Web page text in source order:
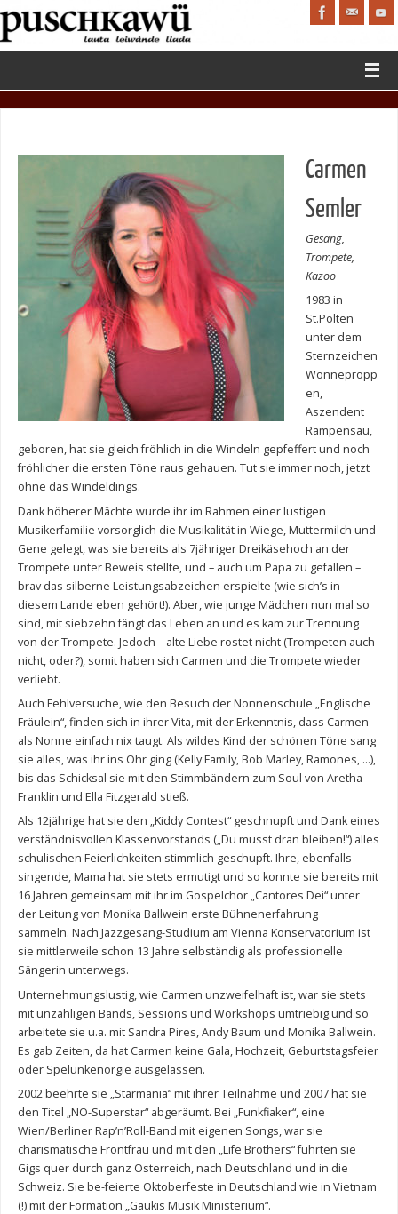
Carmen
Semler
Gesang,
Trompete,
Kazoo
1983 in
St.Pölten
unter dem
Sternzeichen
Wonnepropp
en,
Aszendent
Rampensau,
geboren, hat sie gleich fröhlich in die Windeln gepfeffert und noch
fröhlicher die ersten Töne raus gehauen. Tut sie immer noch, jetzt
ohne das Windeldings.
Dank höherer Mächte wurde ihr im Rahmen einer lustigen
Musikerfamilie vorsorglich die Musikalität in Wiege, Muttermilch und
Gene gelegt, was sie bereits als 7jähriger Dreikäsehoch an der
Trompete unter Beweis stellte, und – auch um Papa zu gefallen –
brav das silberne Leistungsabzeichen erspielte (wie sich’s in
diesem Lande eben gehört!). Aber, wie junge Mädchen nun mal so
sind, mit siebzehn fängt das Leben an und es kam zur Trennung
von der Trompete. Jedoch – alte Liebe rostet nicht (Trompeten auch
nicht, oder?), somit haben sich Carmen und die Trompete wieder
verliebt.
Auch Fehlversuche, wie den Besuch der Nonnenschule „Englische
Fräulein“, finden sich in ihrer Vita, mit der Erkenntnis, dass Carmen
als Nonne einfach nix taugt. Als wildes Kind der schönen Töne sang
sie alles, was ihr ins Ohr ging (Kelly Family, Bob Marley, Ramones, …),
bis das Schicksal sie mit den Stimmbändern zum Soul von Aretha
Franklin und Ella Fitzgerald stieß.
Als 12jährige hat sie den „Kiddy Contest“ geschnupft und Dank eines
verständnisvollen Klassenvorstands („Du musst dran bleiben!“) alles
schulischen Feierlichkeiten stimmlich geschupft. Ihre, ebenfalls
singende, Mama hat sie stets ermutigt und so konnte sie bereits mit
16 Jahren gemeinsam mit ihr im Gospelchor „Cantores Dei“ unter
der Leitung von Monika Ballwein erste Bühnenerfahrung
sammeln. Nach Jazzgesang-Studium am Vienna Konservatorium ist
sie mittlerweile schon 13 Jahre selbständig als professionelle
Sängerin unterwegs.
Unternehmungslustig, wie Carmen unzweifelhaft ist, war sie stets
mit unzähligen Bands, Sessions und Workshops umtriebig und so
arbeitete sie u.a. mit Sandra Pires, Andy Baum und Monika Ballwein.
Es gab Zeiten, da hat Carmen keine Gala, Hochzeit, Geburtstagsfeier
oder Spelunkenorgie ausgelassen.
2002 beehrte sie „Starmania“ mit ihrer Teilnahme und 2007 hat sie
den Titel „NÖ-Superstar“ abgeräumt. Bei „Funkfiaker“, eine
Wien/Berliner Rap’n’Roll-Band mit eigenen Songs, war sie
charismatische Frontfrau und mit den „Life Brothers“ führten sie
Gigs quer durch ganz Österreich, nach Deutschland und in die
Schweiz. Sie be-feierte Oktoberfeste in Deutschland wie in Vietnam
(!) mit der Formation „Gaukis Musik Ministerium“.